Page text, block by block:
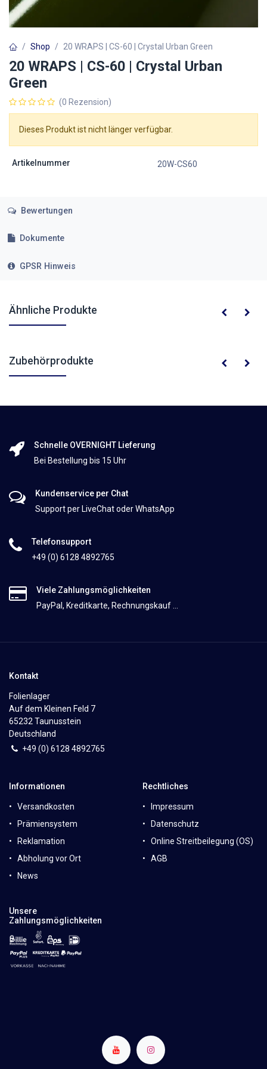
Shop 20 WRAPS | CS-60 | Crystal Urban Green
20 WRAPS | CS-60 | Crystal Urban
Green
(0 Rezension)
Dieses Produkt ist nicht länger verfügbar.
Artikelnummer 20W-CS60
Bewertungen
Dokumente
GPSR Hinweis
Ähnliche Produkte
Zubehörprodukte
Schnelle OVERNIGHT Lieferung
Bei Bestellung bis 15 Uhr
Kundenservice per Chat
Support per LiveChat oder WhatsApp
Telefonsupport
+49 (0) 6128 4892765
Viele Zahlungsmöglichkeiten
PayPal, Kreditkarte, Rechnungskauf ...
Kontakt
Folienlager
Auf dem Kleinen Feld 7
65232 Taunusstein
Deutschland
+49 (0) 6128 4892765
Informationen
Versandkosten
Prämiensystem
Reklamation
Abholung vor Ort
News
Rechtliches
Impressum
Datenschutz
Online Streitbeilegung (OS)
AGB
Unsere
Zahlungsmöglichkeiten